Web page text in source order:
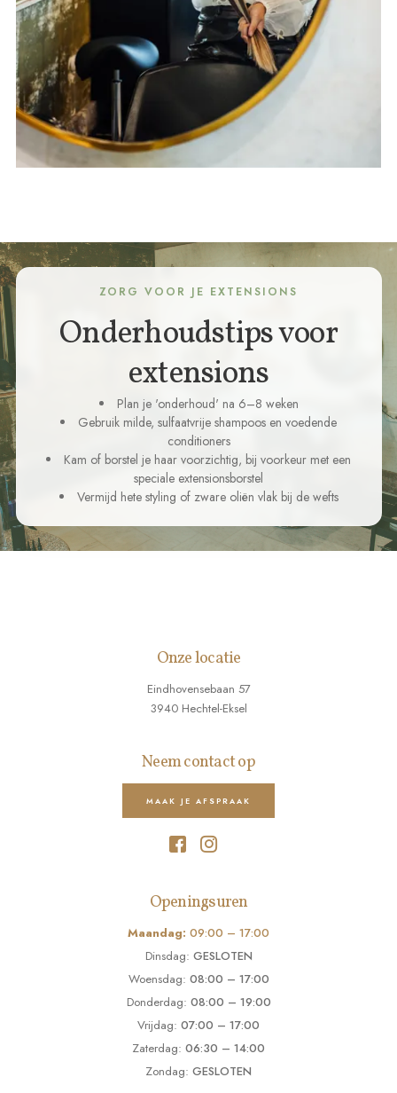
ZORG VOOR JE EXTENSIONS
Onderhoudstips voor
extensions
Plan je 'onderhoud' na 6–8 weken
Gebruik milde, sulfaatvrije shampoos en voedende
conditioners
Kam of borstel je haar voorzichtig, bij voorkeur met een
speciale extensionsborstel
Vermijd hete styling of zware oliën vlak bij de wefts
Onze locatie
Eindhovensebaan 57
3940 Hechtel-Eksel
Neem contact op
MAAK JE AFSPRAAK
Openingsuren
Maandag: 09:00 – 17:00
Dinsdag: GESLOTEN
Woensdag: 08:00 – 17:00
Donderdag: 08:00 – 19:00
Vrijdag: 07:00 – 17:00
Zaterdag: 06:30 – 14:00
Zondag: GESLOTEN